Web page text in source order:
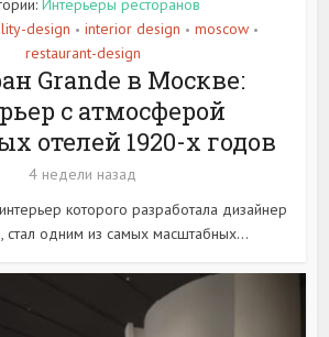
design • interior design • moscow •
restaurant-design
Grande в Москве:
с атмосферой
отелей 1920-х годов
4 недели назад
которого разработала дизайнер
стал одним из самых масштабных...